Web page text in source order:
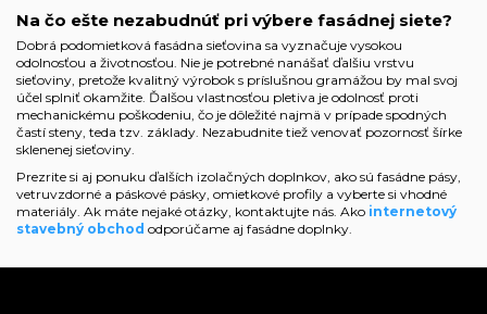
Na čo ešte nezabudnúť pri výbere fasádnej siete?
Dobrá podomietková fasádna sieťovina sa vyznačuje vysokou
odolnosťou a životnosťou. Nie je potrebné nanášať ďalšiu vrstvu
sieťoviny, pretože kvalitný výrobok s príslušnou gramážou by mal svoj
účel splniť okamžite. Ďalšou vlastnosťou pletiva je odolnosť proti
mechanickému poškodeniu, čo je dôležité najmä v prípade spodných
častí steny, teda tzv. základy. Nezabudnite tiež venovať pozornosť šírke
sklenenej sieťoviny.
Prezrite si aj ponuku ďalších izolačných doplnkov, ako sú fasádne pásy,
vetruvzdorné a páskové pásky, omietkové profily a vyberte si vhodné
materiály. Ak máte nejaké otázky, kontaktujte nás. Ako internetový
stavebný obchod odporúčame aj fasádne doplnky.